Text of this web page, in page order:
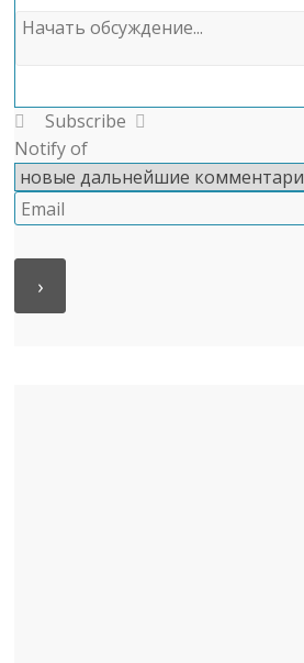
Subscribe
Notify of